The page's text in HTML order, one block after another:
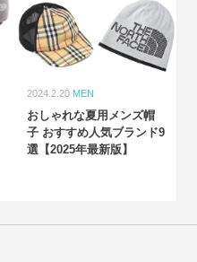
2024.2.20 MEN
おしゃれな夏用メンズ帽
子 おすすめ人気ブランド9
選【2025年最新版】